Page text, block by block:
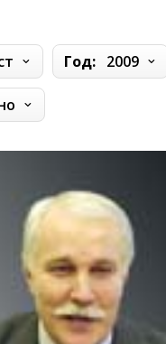
Год: 2009